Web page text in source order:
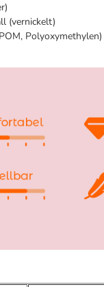
(vernickelt)
Polyoxymethylen)